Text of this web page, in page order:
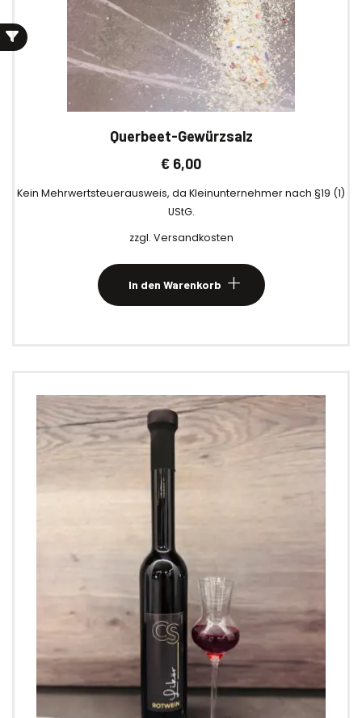
Querbeet-Gewürzsalz
€ 6,00
Kein Mehrwertsteuerausweis, da Kleinunternehmer nach §19 (1)
UStG.
zzgl. Versandkosten
In den Warenkorb